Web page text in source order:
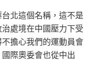
台北這個名稱，這不是
處境在中國壓力下受
擔心我們的運動員會
際奧委會也從中出